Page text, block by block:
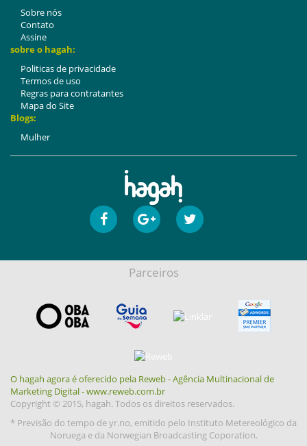
Sobre nós
Contato
Assine
sobre o hagah:
Politicas de privacidade
Termos de uso
Regras para contratantes
Mapa do Site
Blogs:
Mulher
Parceiros
O hagah agora é oferecido pela Reweb - Agência Multinacional de
Marketing Digital - www.reweb.com.br
Copyright © 2015, hagah. Todos os direitos reservados.
* Previsão do tempo de yr.no, emitido pelo Instituto Metereológico da
Noruega e da Norwegian Broadcasting Coporation.